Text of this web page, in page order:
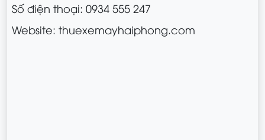
Số điện thoại: 0934 555 247
Website: thuexemayhaiphong.com